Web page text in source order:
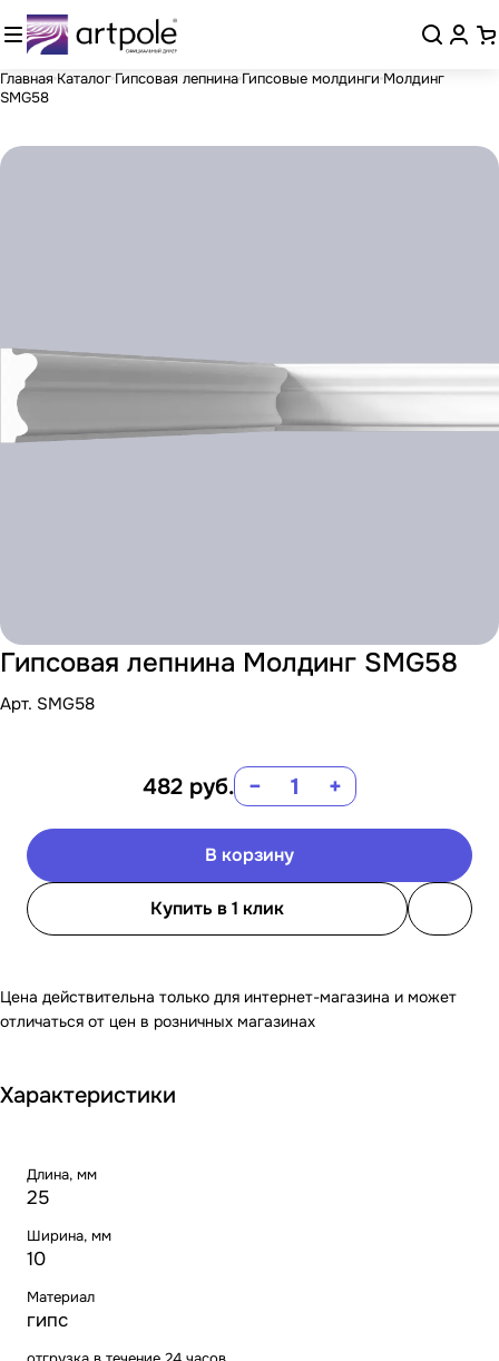
Главная Каталог Гипсовая лепнина Гипсовые молдинги Молдинг
SMG58
Гипсовая лепнина Молдинг SMG58
Арт. SMG58
482 руб. − +
В корзину
Купить в 1 клик
Цена действительна только для интернет-магазина и может
отличаться от цен в розничных магазинах
Характеристики
Длина, мм
25
Ширина, мм
10
Материал
гипс